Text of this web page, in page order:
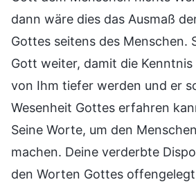
dann wäre dies das Ausmaß
Gottes seitens des Menschen.
Gott weiter, damit die Kenntnis
von Ihm tiefer werden und er
Wesenheit Gottes erfahren
Seine Worte, um den
machen. Deine verderbte
den Worten Gottes